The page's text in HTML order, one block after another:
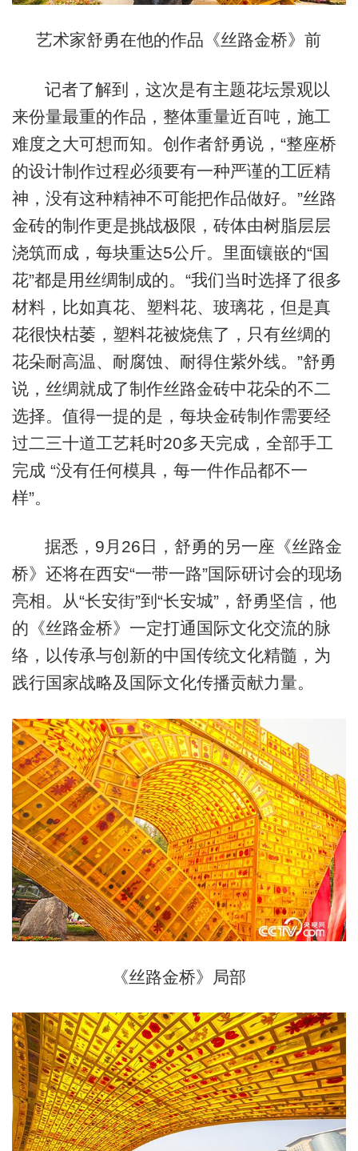
艺术家舒勇在他的作品《丝路金桥》前
记者了解到，这次是有主题花坛景观以
来份量最重的作品，整体重量近百吨，施工
难度之大可想而知。创作者舒勇说，“整座桥
的设计制作过程必须要有一种严谨的工匠精
神，没有这种精神不可能把作品做好。”丝路
金砖的制作更是挑战极限，砖体由树脂层层
浇筑而成，每块重达5公斤。里面镶嵌的“国
花”都是用丝绸制成的。“我们当时选择了很多
材料，比如真花、塑料花、玻璃花，但是真
花很快枯萎，塑料花被烧焦了，只有丝绸的
花朵耐高温、耐腐蚀、耐得住紫外线。”舒勇
说，丝绸就成了制作丝路金砖中花朵的不二
选择。值得一提的是，每块金砖制作需要经
过二三十道工艺耗时20多天完成，全部手工
完成 “没有任何模具，每一件作品都不一
样”。
据悉，9月26日，舒勇的另一座《丝路金
桥》还将在西安“一带一路”国际研讨会的现场
亮相。从“长安街”到“长安城”，舒勇坚信，他
的《丝路金桥》一定打通国际文化交流的脉
络，以传承与创新的中国传统文化精髓，为
践行国家战略及国际文化传播贡献力量。
《丝路金桥》局部